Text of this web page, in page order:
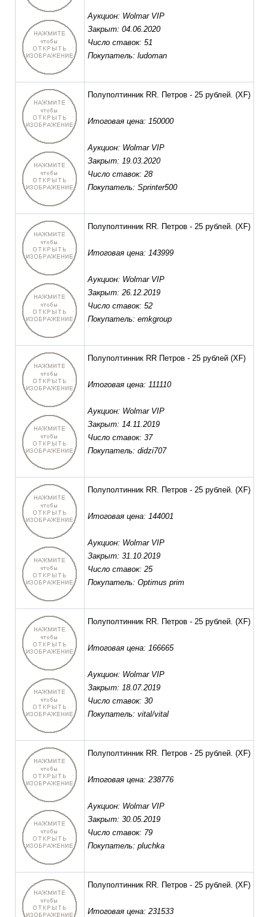
Аукцион: Wolmar VIP
Закрыт: 04.06.2020
Число ставок: 51
Покупатель: ludoman
Полуполтинник RR. Петров - 25 рублей. (XF)
Итоговая цена: 150000
Аукцион: Wolmar VIP
Закрыт: 19.03.2020
Число ставок: 28
Покупатель: Sprinter500
Полуполтинник RR. Петров - 25 рублей. (XF)
Итоговая цена: 143999
Аукцион: Wolmar VIP
Закрыт: 26.12.2019
Число ставок: 52
Покупатель: emkgroup
Полуполтинник RR Петров - 25 рублей (XF)
Итоговая цена: 111110
Аукцион: Wolmar VIP
Закрыт: 14.11.2019
Число ставок: 37
Покупатель: didzi707
Полуполтинник RR. Петров - 25 рублей. (XF)
Итоговая цена: 144001
Аукцион: Wolmar VIP
Закрыт: 31.10.2019
Число ставок: 25
Покупатель: Optimus prim
Полуполтинник RR. Петров - 25 рублей. (XF)
Итоговая цена: 166665
Аукцион: Wolmar VIP
Закрыт: 18.07.2019
Число ставок: 30
Покупатель: vital/vital
Полуполтинник RR. Петров - 25 рублей. (XF)
Итоговая цена: 238776
Аукцион: Wolmar VIP
Закрыт: 30.05.2019
Число ставок: 79
Покупатель: pluchka
Полуполтинник RR. Петров - 25 рублей. (XF)
Итоговая цена: 231533